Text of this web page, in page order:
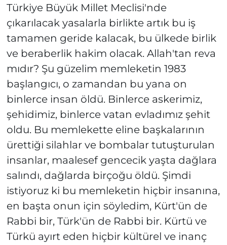
Türkiye Büyük Millet Meclisi'nde
çıkarılacak yasalarla birlikte artık bu iş
tamamen geride kalacak, bu ülkede birlik
ve beraberlik hakim olacak. Allah'tan reva
mıdır? Şu güzelim memleketin 1983
başlangıcı, o zamandan bu yana on
binlerce insan öldü. Binlerce askerimiz,
şehidimiz, binlerce vatan evladımız şehit
oldu. Bu memlekette eline başkalarının
ürettiği silahlar ve bombalar tutuşturulan
insanlar, maalesef gencecik yaşta dağlara
salındı, dağlarda birçoğu öldü. Şimdi
istiyoruz ki bu memleketin hiçbir insanına,
en başta onun için söyledim, Kürt'ün de
Rabbi bir, Türk'ün de Rabbi bir. Kürtü ve
Türkü ayırt eden hiçbir kültürel ve inanç